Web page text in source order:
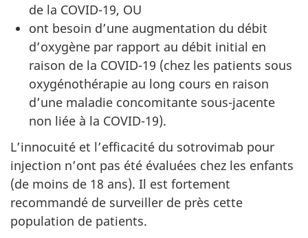
de la COVID-19, OU
ont besoin d’une augmentation du débit
d’oxygène par rapport au débit initial en
raison de la COVID-19 (chez les patients sous
oxygénothérapie au long cours en raison
d’une maladie concomitante sous-jacente
non liée à la COVID-19).
L’innocuité et l’efficacité du sotrovimab pour
injection n’ont pas été évaluées chez les enfants
(de moins de 18 ans). Il est fortement
recommandé de surveiller de près cette
population de patients.